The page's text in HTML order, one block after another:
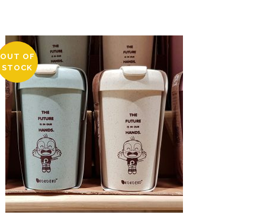
SALE
OUT OF
STOCK